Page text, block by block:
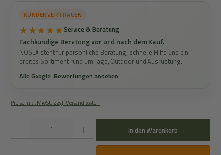
KUNDENVERTRAUEN
★★★★★Service & Beratung
Fachkundige Beratung vor und nach dem Kauf.
NOSLA steht für persönliche Beratung, schnelle Hilfe und ein
breites Sortiment rund um Jagd, Outdoor und Ausrüstung.
Alle Google-Bewertungen ansehen
Preise inkl. MwSt. zzgl. Versandkosten
In den Warenkorb